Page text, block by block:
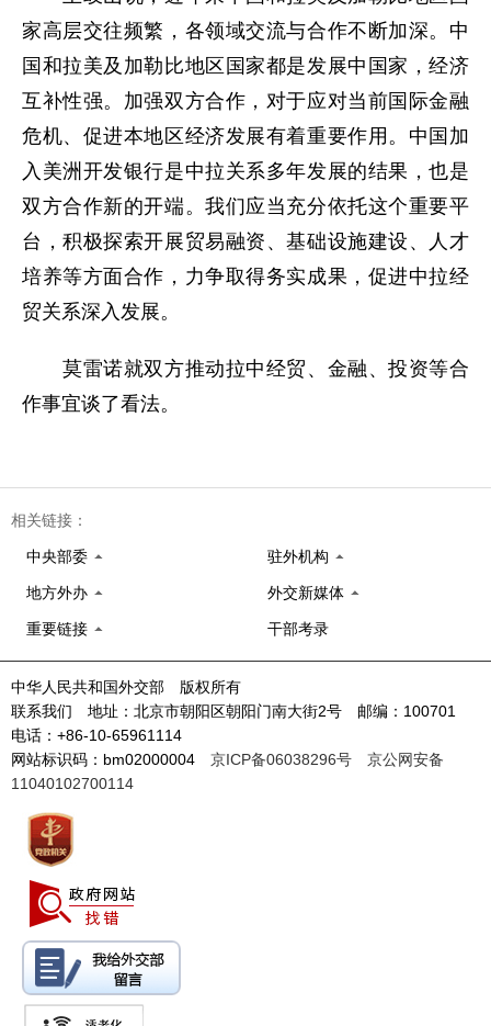
家高层交往频繁，各领域交流与合作不断加深。中
国和拉美及加勒比地区国家都是发展中国家，经济
互补性强。加强双方合作，对于应对当前国际金融
危机、促进本地区经济发展有着重要作用。中国加
入美洲开发银行是中拉关系多年发展的结果，也是
双方合作新的开端。我们应当充分依托这个重要平
台，积极探索开展贸易融资、基础设施建设、人才
培养等方面合作，力争取得务实成果，促进中拉经
贸关系深入发展。
莫雷诺就双方推动拉中经贸、金融、投资等合
作事宜谈了看法。
相关链接：
中央部委 驻外机构
地方外办 外交新媒体
重要链接 干部考录
中华人民共和国外交部 版权所有
联系我们 地址：北京市朝阳区朝阳门南大街2号 邮编：100701
电话：+86-10-65961114
网站标识码：bm02000004 京ICP备06038296号
京公网安备
11040102700114